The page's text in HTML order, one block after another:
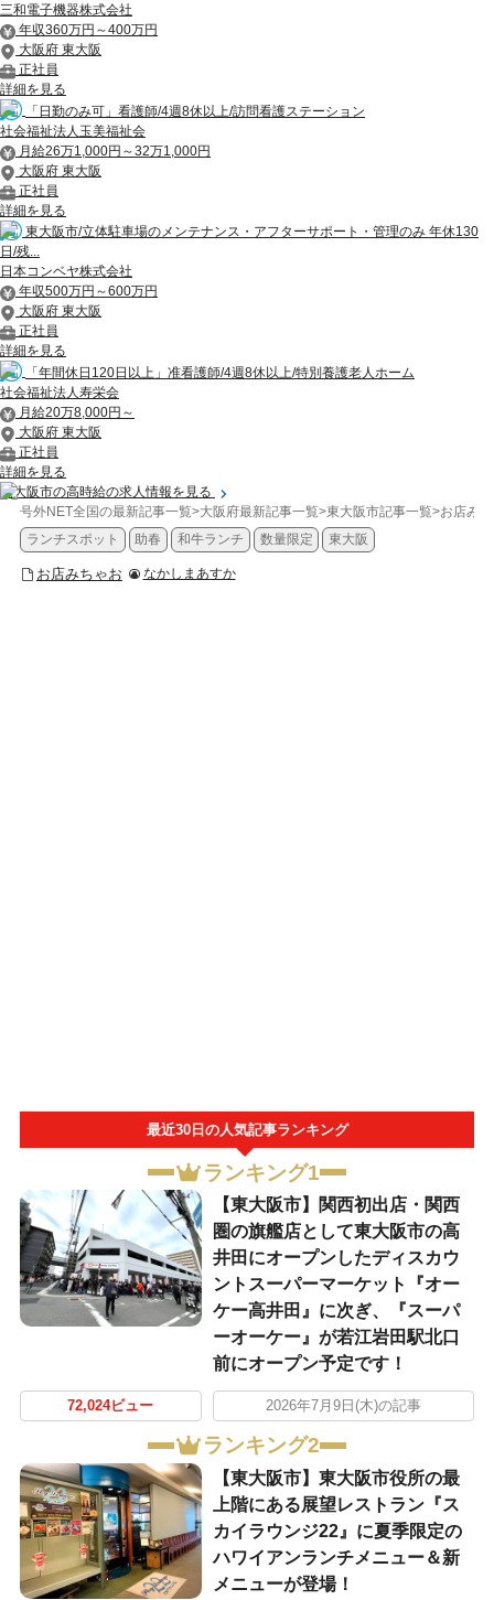
三和電子機器株式会社
年収360万円～400万円
大阪府 東大阪
正社員
詳細を見る
「日勤のみ可」看護師/4週8休以上/訪問看護ステーション
社会福祉法人玉美福祉会
月給26万1,000円～32万1,000円
大阪府 東大阪
正社員
詳細を見る
東大阪市/立体駐車場のメンテナンス・アフターサポート・管理のみ 年休130
日/残...
日本コンベヤ株式会社
年収500万円～600万円
大阪府 東大阪
正社員
詳細を見る
「年間休日120日以上」准看護師/4週8休以上/特別養護老人ホーム
社会福祉法人寿栄会
月給20万8,000円～
大阪府 東大阪
正社員
詳細を見る
東大阪市の高時給の求人情報を見る
号外NET全国の最新記事一覧>大阪府最新記事一覧>東大阪市記事一覧>お店み
ランチスポット
助春 和牛ランチ 数量限定 東大阪
お店みちゃお なかしまあすか
最近30日の人気記事ランキング
ランキング1
【東大阪市】関西初出店・関西
圏の旗艦店として東大阪市の高
井田にオープンしたディスカウ
ントスーパーマーケット『オー
ケー高井田』に次ぎ、『スーパ
ーオーケー』が若江岩田駅北口
前にオープン予定です！
72,024ビュー 2026年7月9日(木)の記事
ランキング2
【東大阪市】東大阪市役所の最
上階にある展望レストラン『ス
カイラウンジ22』に夏季限定の
ハワイアンランチメニュー＆新
メニューが登場！